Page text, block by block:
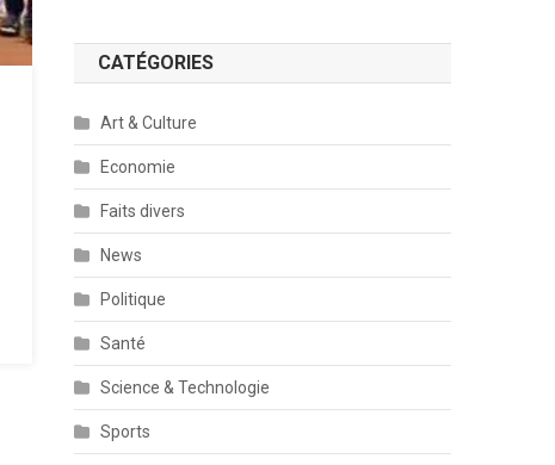
CATÉGORIES
Art & Culture
Economie
Faits divers
News
Politique
Santé
Science & Technologie
Sports